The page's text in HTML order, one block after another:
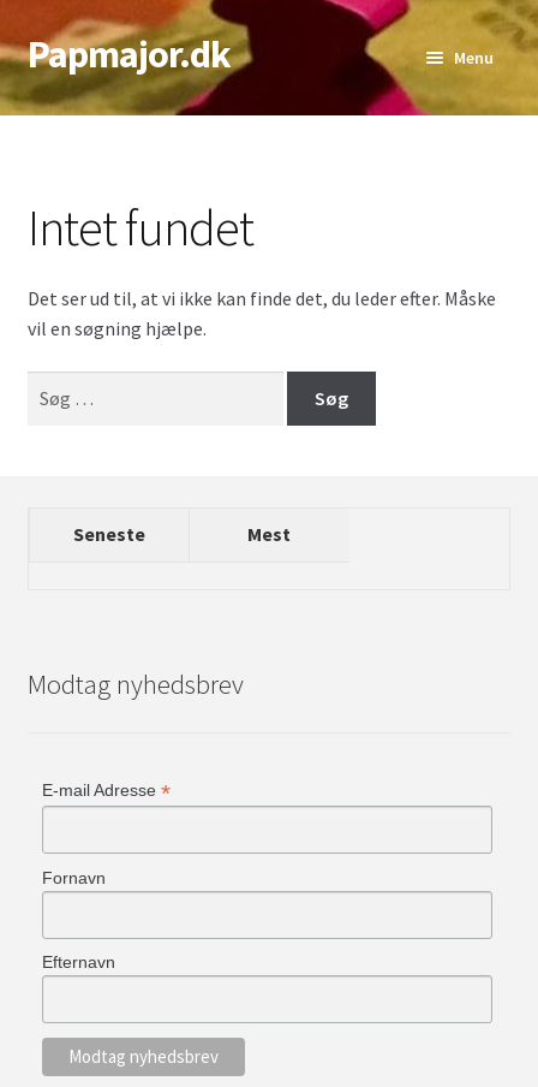
Spring
til
navigation
Spring
til
indhold
Papmajor.dk Menu
Alder
Udfold
Sværhedsgrad
Antal Spillere
Udfold
Bedste Antal
Intet fundet
Det ser ud til, at vi ikke kan finde det, du leder efter. Måske
vil en søgning hjælpe.
efter:
Seneste Mest
Modtag nyhedsbrev
E-mail Adresse *
Fornavn
Efternavn